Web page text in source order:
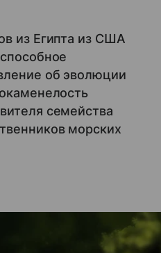
из Египта из США
об эволюции
семейства
морских